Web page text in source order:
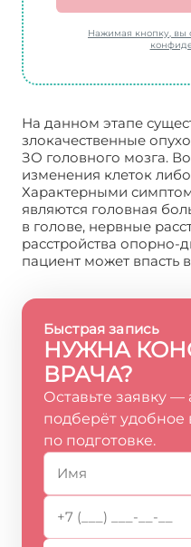
Нажимая кнопку, вы
На данном этапе
злокачественные
ЗО головного мозга.
изменения клеток
Характерными
являются головная
в голове, нервные
расстройства опорно-
пациент может впасть
Быстрая запись
НУЖНА
ВРАЧА?
Оставьте заявку
подберёт
по подготовке.